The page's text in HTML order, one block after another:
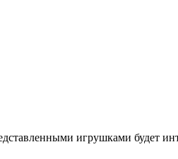
игрушками будет